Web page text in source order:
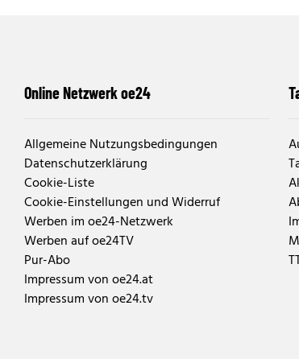
Online Netzwerk oe24
Allgemeine Nutzungsbedingungen
Datenschutzerklärung
Cookie-Liste
Cookie-Einstellungen und Widerruf
Werben im oe24-Netzwerk
Werben auf oe24TV
Pur-Abo
Impressum von oe24.at
Impressum von oe24.tv